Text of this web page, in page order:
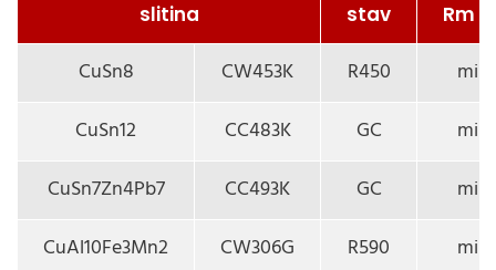
slitina stav Rm
CuSn8 CW453K R450
CuSn12
CC483K GC
CuSn7Zn4Pb7
CC493K GC
CuAl10Fe3Mn2
CW306G R590